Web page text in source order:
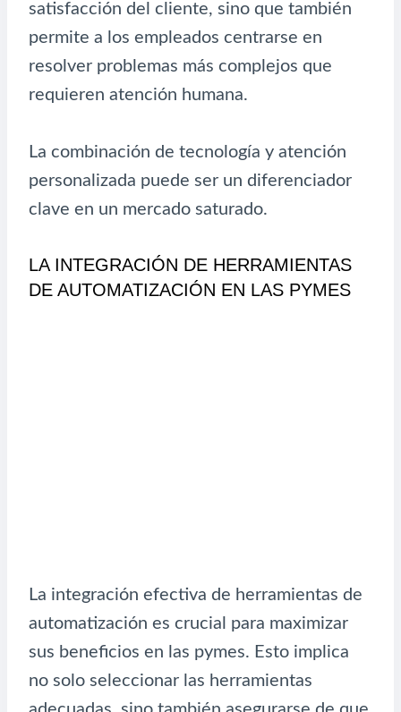
satisfacción del cliente, sino que también
permite a los empleados centrarse en
resolver problemas más complejos que
requieren atención humana.
La combinación de tecnología y atención
personalizada puede ser un diferenciador
clave en un mercado saturado.
LA INTEGRACIÓN DE HERRAMIENTAS
DE AUTOMATIZACIÓN EN LAS PYMES
La integración efectiva de herramientas de
automatización es crucial para maximizar
sus beneficios en las pymes. Esto implica
no solo seleccionar las herramientas